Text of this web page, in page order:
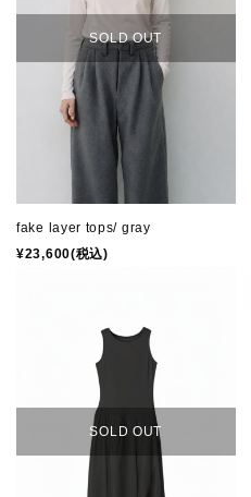
COLOR
note
CONTACT
SOLD OUT
fake layer tops/ gray
¥23,600(税込)
SOLD OUT